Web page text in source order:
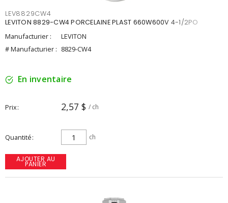
LEV8829CW4
LEVITON 8829-CW4 PORCELAINE PLAST 660W600V 4-1/2PO
Manufacturier :
LEVITON
# Manufacturier : 8829-CW4
En inventaire
Prix 2,57 $ / ch
Quantité ch
AJOUTER AU
PANIER